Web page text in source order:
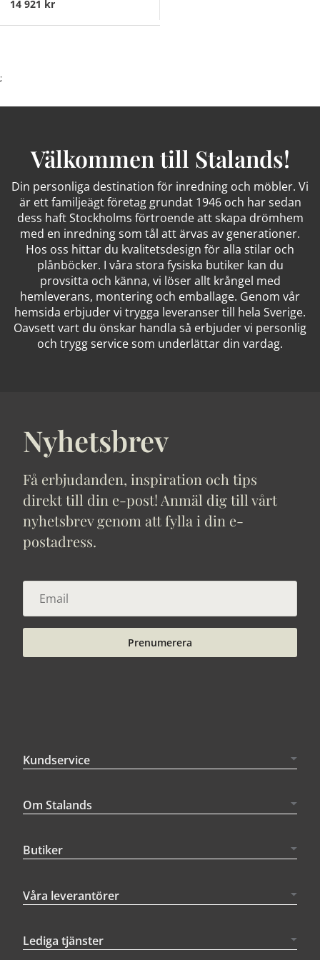
14 921 kr
;
Välkommen till Stalands!
Din personliga destination för inredning och möbler. Vi
är ett familjeägt företag grundat 1946 och har sedan
dess haft Stockholms förtroende att skapa drömhem
med en inredning som tål att ärvas av generationer.
Hos oss hittar du kvalitetsdesign för alla stilar och
plånböcker. I våra stora fysiska butiker kan du
provsitta och känna, vi löser allt krångel med
hemleverans, montering och emballage. Genom vår
hemsida erbjuder vi trygga leveranser till hela Sverige.
Oavsett vart du önskar handla så erbjuder vi personlig
och trygg service som underlättar din vardag.
Nyhetsbrev
Få erbjudanden, inspiration och tips
direkt till din e-post! Anmäl dig till vårt
nyhetsbrev genom att fylla i din e-
postadress.
Prenumerera
Kundservice
Om Stalands
Butiker
Våra leverantörer
Lediga tjänster